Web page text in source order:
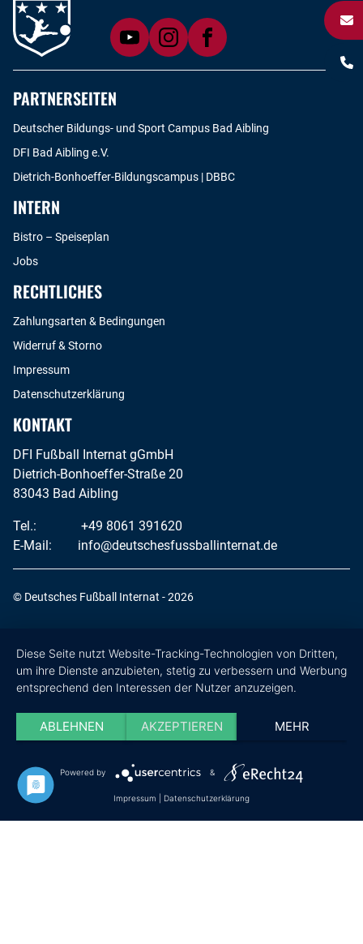
PARTNERSEITEN
Deutscher Bildungs- und Sport Campus Bad Aibling
DFI Bad Aibling e.V.
Dietrich-Bonhoeffer-Bildungscampus | DBBC
INTERN
Bistro – Speiseplan
Jobs
RECHTLICHES
Zahlungsarten & Bedingungen
Widerruf & Storno
Impressum
Datenschutzerklärung
KONTAKT
DFI Fußball Internat gGmbH
Dietrich-Bonhoeffer-Straße 20
83043 Bad Aibling
Tel.:
+49 8061 391620
E-Mail:
info@deutschesfussballinternat.de
© Deutsches Fußball Internat - 2026
Diese Seite nutzt Website-Tracking-Technologien von Dritten,
um ihre Dienste anzubieten, stetig zu verbessern und Werbung
entsprechend den Interessen der Nutzer anzuzeigen.
ABLEHNEN AKZEPTIEREN MEHR
Powered by &
Impressum Datenschutzerklärung